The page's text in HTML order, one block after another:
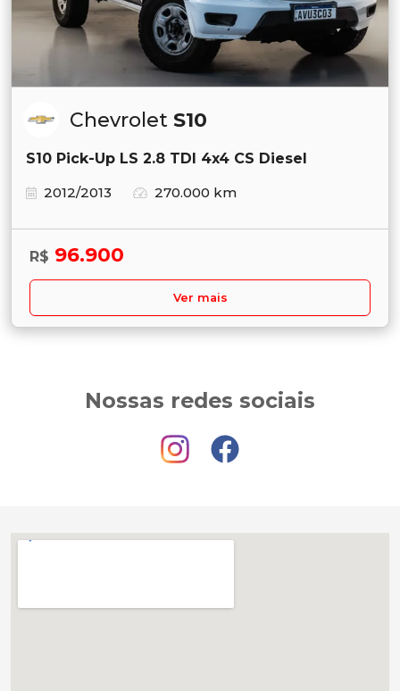
Chevrolet S10
S10 Pick-Up LS 2.8 TDI 4x4 CS Diesel
2012/2013
270.000 km
R$ 96.900
Ver mais
Nossas redes sociais